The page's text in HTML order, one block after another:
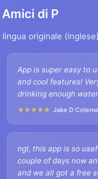
di P
originale
App is super easy to
and cool features!
drinking enough water
★★★★★ Jake D
ngl, this app is so
couple of days now
and we all got a free